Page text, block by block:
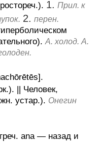
1. Прил. к
2. перен.
А. холод. А.
Человек,
устар.). Онегин
ana — назад и